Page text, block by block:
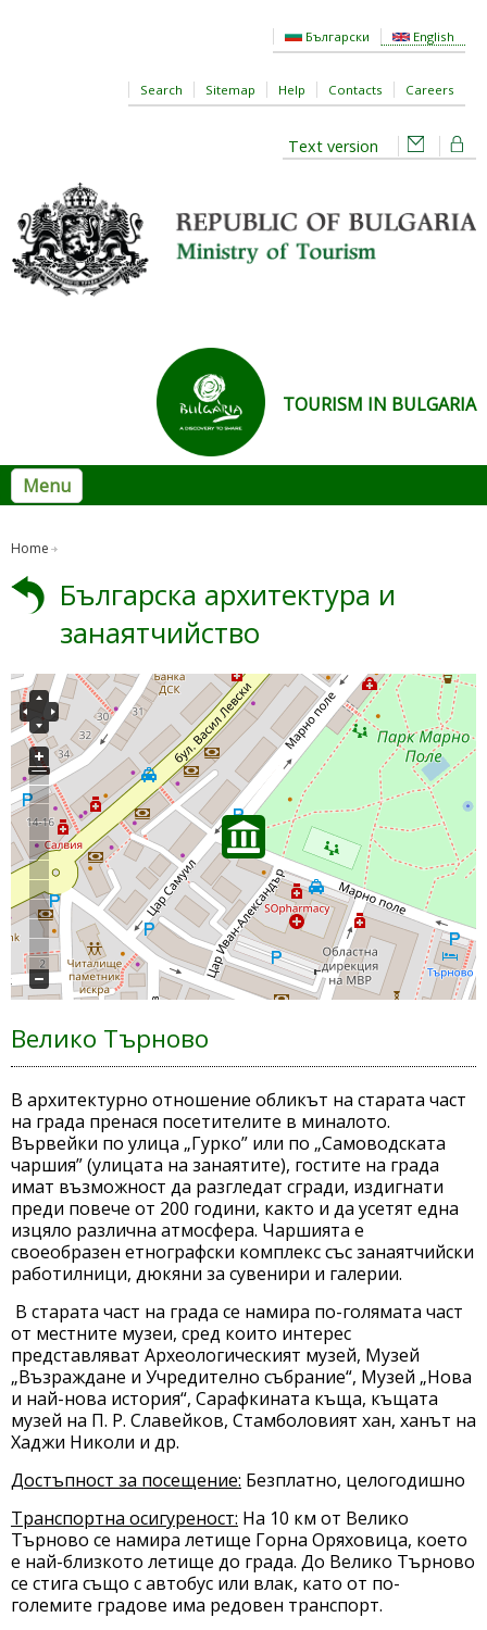
Български English
Search Sitemap Help Contacts Careers
Text version
TOURISM IN BULGARIA
Menu
Home
Българска архитектура и
занаятчийство
Велико Търново
В архитектурно отношение обликът на старата част
на града пренася посетителите в миналото.
Вървейки по улица „Гурко” или по „Самоводската
чаршия” (улицата на занаятите), гостите на града
имат възможност да разгледат сгради, издигнати
преди повече от 200 години, както и да усетят една
изцяло различна атмосфера. Чаршията е
своеобразен етнографски комплекс със занаятчийски
работилници, дюкяни за сувенири и галерии.
В старата част на града се намира по-голямата част
от местните музеи, сред които интерес
представляват Археологическият музей, Музей
„Възраждане и Учредително събрание“, Музей „Нова
и най-нова история“, Сарафкината къща, къщата
музей на П. Р. Славейков, Стамболовият хан, ханът на
Хаджи Николи и др.
Достъпност за посещение: Безплатно, целогодишно
Транспортна осигуреност: На 10 км от Велико
Търново се намира летище Горна Оряховица, което
е най-близкото летище до града. До Велико Търново
се стига също с автобус или влак, като от по-
големите градове има редовен транспорт.